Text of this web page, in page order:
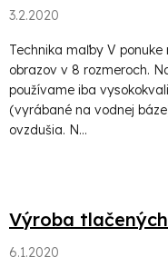
3.2.2020
Technika maľby V
obrazov v 8 rozmeroch.
používame iba
(vyrábané na vodnej
ovzdušia. N...
Výroba
6.1.2020